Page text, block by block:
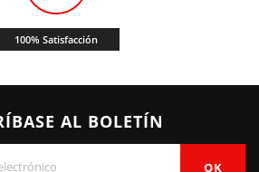
100% Satisfacción
AL BOLETÍN